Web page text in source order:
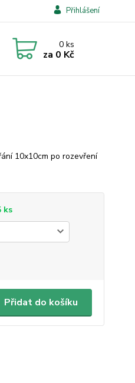
Přihlášení
0ks
za 0 Kč
10x10cm po rozevření
ks
Přidat do košíku